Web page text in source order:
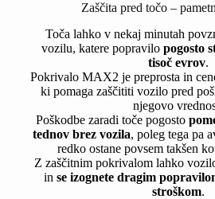
Zaščita pred točo –
Toča lahko v nekaj minutah
vozilu, katere popravilopogosto
tisoč evrov.
Pokrivalo MAX2 je preprosta in
ki pomaga zaščititi vozilo pred
njegovo
Poškodbe zaradi toče pogosto
tednov brez vozila, poleg tega pa
redko ostane povsem takšen
Z zaščitnim pokrivalom lahko
inse izognete dragim
stroškom.